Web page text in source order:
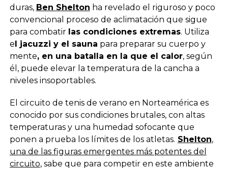
duras, Ben Shelton ha revelado el riguroso y poco
convencional proceso de aclimatación que sigue
para combatir las condiciones extremas. Utiliza
el jacuzzi y el sauna para preparar su cuerpo y
mente, en una batalla en la que el calor, según
él, puede elevar la temperatura de la cancha a
niveles insoportables.
El circuito de tenis de verano en Norteamérica es
conocido por sus condiciones brutales, con altas
temperaturas y una humedad sofocante que
ponen a prueba los límites de los atletas. Shelton,
una de las figuras emergentes más potentes del
circuito, sabe que para competir en este ambiente